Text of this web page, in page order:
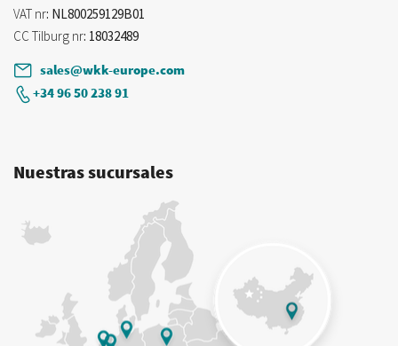
VAT nr: NL800259129B01
CC Tilburg nr: 18032489
sales@wkk-europe.com
+34 96 50 238 91
Nuestras sucursales